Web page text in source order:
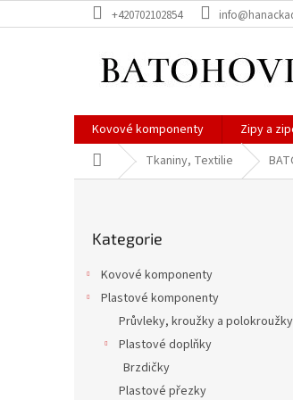
na
+420702102854
Kovové komponenty Zipy a
Domů Tkaniny, Textilie
kategorie
Kategorie
Kovové komponenty
Plastové komponenty
Průvleky, kroužky a polokroužky
Plastové doplňky
Brzdičky
Plastové přezky